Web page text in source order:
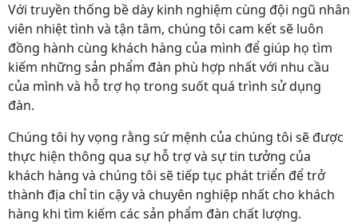
Với truyền thống bề dày kinh nghiệm cùng đội ngũ nhân
viên nhiệt tình và tận tâm, chúng tôi cam kết sẽ luôn
đồng hành cùng khách hàng của mình để giúp họ tìm
kiếm những sản phẩm đàn phù hợp nhất với nhu cầu
của mình và hỗ trợ họ trong suốt quá trình sử dụng
đàn.
Chúng tôi hy vọng rằng sứ mệnh của chúng tôi sẽ được
thực hiện thông qua sự hỗ trợ và sự tin tưởng của
khách hàng và chúng tôi sẽ tiếp tục phát triển để trở
thành địa chỉ tin cậy và chuyên nghiệp nhất cho khách
hàng khi tìm kiếm các sản phẩm đàn chất lượng.